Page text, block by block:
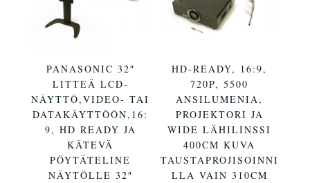
PANASONIC 32″
LITTEÄ LCD-
NÄYTTÖ,VIDEO- TAI
DATAKÄYTTÖÖN,16:
9, HD READY JA
KÄTEVÄ
PÖYTÄTELINE
NÄYTÖLLE 32″
HD-READY, 16:9,
720P, 5500
ANSILUMENIA,
PROJEKTORI JA
WIDE LÄHILINSSI
400CM KUVA
TAUSTAPROJISOINNI
LLA VAIN 310CM